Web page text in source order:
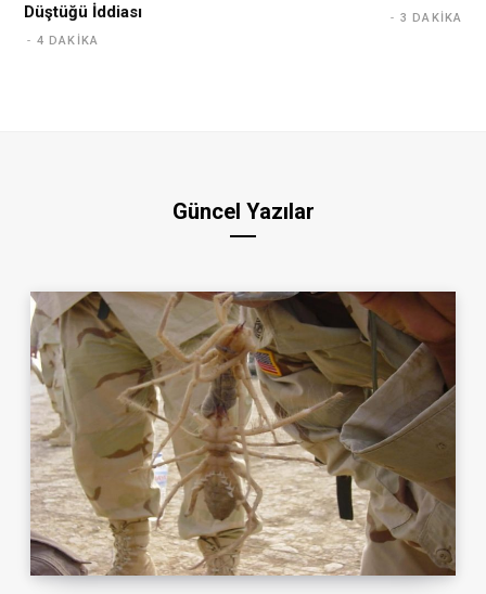
Düştüğü İddiası
4 DAKIKA
3 DAKIKA
Güncel Yazılar